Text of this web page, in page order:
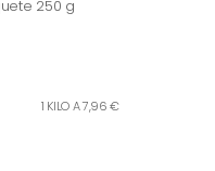
250 g
1 KILO A 7,96 €